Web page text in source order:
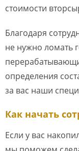
стоимости
Благодаря
не нужно ломать
определения
за вас наши
Как начать
Если у вас